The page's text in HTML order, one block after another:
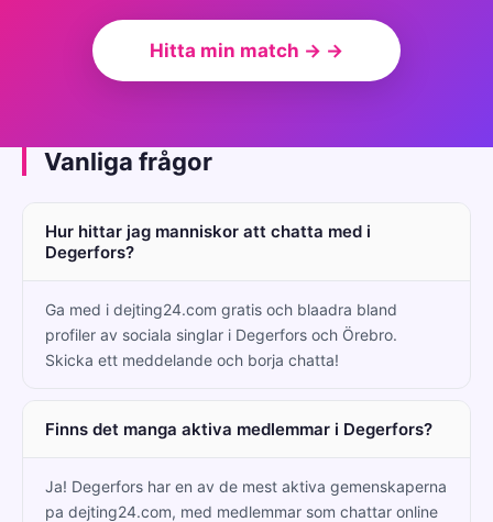
Hitta min match → →
Vanliga frågor
Hur hittar jag manniskor att chatta med i
Degerfors?
Ga med i dejting24.com gratis och blaadra bland
profiler av sociala singlar i Degerfors och Örebro.
Skicka ett meddelande och borja chatta!
Finns det manga aktiva medlemmar i Degerfors?
Ja! Degerfors har en av de mest aktiva gemenskaperna
pa dejting24.com, med medlemmar som chattar online